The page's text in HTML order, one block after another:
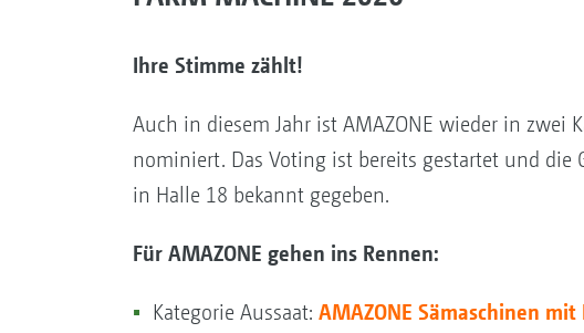
Ihre Stimme zählt!
Auch in diesem Jahr ist AMAZONE wieder in zwei
nominiert. Das Voting ist bereits gestartet und die
in Halle 18 bekannt gegeben.
Für AMAZONE gehen ins Rennen:
Kategorie Aussaat: AMAZONE Sämaschinen mit